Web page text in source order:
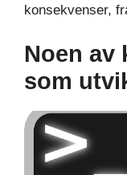
konsekvenser,
Noen av
som